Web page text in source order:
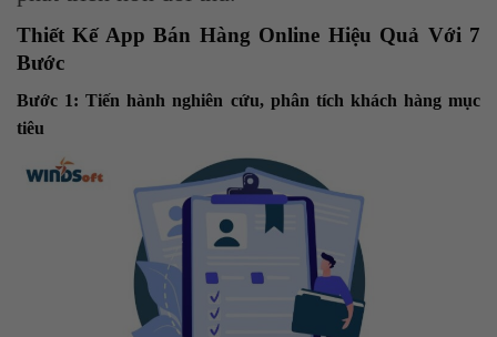
Thiết Kế App Bán Hàng Online Hiệu Quả Với 7
Bước
Bước 1: Tiến hành nghiên cứu, phân tích khách hàng mục
tiêu